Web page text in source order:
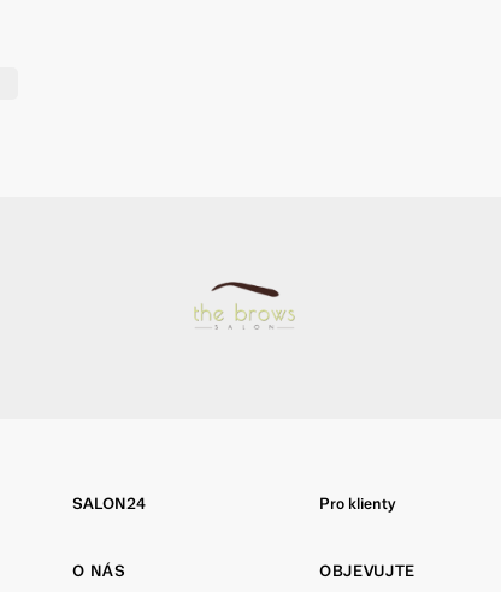
SALON24
O NÁS
Pro klienty
OBJEVUJTE